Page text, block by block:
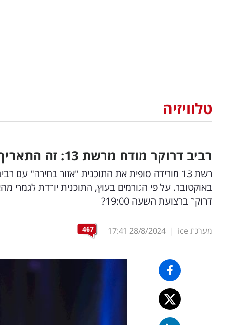
טלוויזיה
רביב דרוקר מודח מרשת 13: זה התאריך בו הוא יורד סופית מהמסך
באוקטובר. על פי הגורמים בעוץ, התוכנית יורדת לגמרי
דרוקר ברצועת השעה 19:00?
מערכת ice |
28/8/2024
17:41
467